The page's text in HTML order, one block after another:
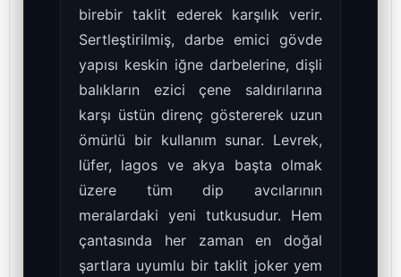
birebir taklit ederek karşılık verir.
Sertleştirilmiş, darbe emici gövde
yapısı keskin iğne darbelerine, dişli
balıkların ezici çene saldırılarına
karşı üstün direnç göstererek uzun
ömürlü bir kullanım sunar. Levrek,
lüfer, lagos ve akya başta olmak
üzere tüm dip avcılarının
meralardaki yeni tutkusudur. Hem
çantasında her zaman en doğal
şartlara uyumlu bir taklit joker yem